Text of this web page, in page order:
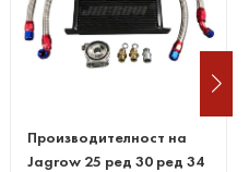
Маслен охладител по
поръчка на Jagrow